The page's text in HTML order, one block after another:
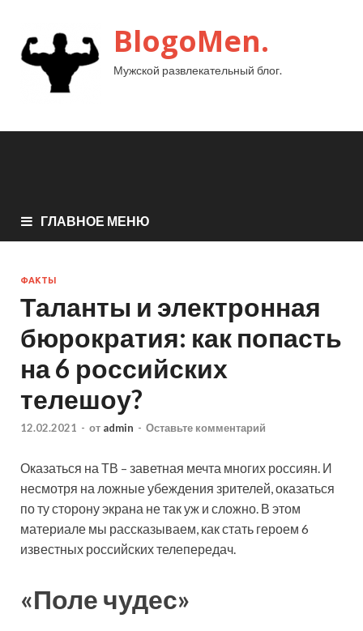
BlogoMen.
Мужской развлекательный блог.
ГЛАВНОЕ МЕНЮ
ФАКТЫ
Таланты и электронная
бюрократия: как попасть
на 6 российских
телешоу?
12.02.2021 - от admin - Оставьте комментарий
Оказаться на ТВ – заветная мечта многих россиян. И
несмотря на ложные убеждения зрителей, оказаться
по ту сторону экрана не так уж и сложно. В этом
материале мы рассказываем, как стать героем 6
известных российских телепередач.
«Поле чудес»